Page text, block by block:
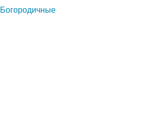
Богородичные